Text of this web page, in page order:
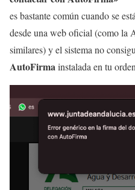
es bastante común cuando se
desde una web oficial (como la
similares) y el sistema no
AutoFirmainstalada en tu